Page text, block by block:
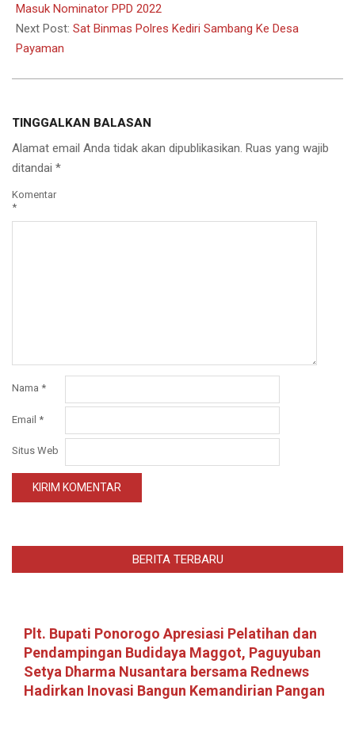
08
Masuk Nominator PPD 2022
Next Post: Sat Binmas Polres Kediri Sambang Ke Desa
Payaman
TINGGALKAN BALASAN
Alamat email Anda tidak akan dipublikasikan. Ruas yang wajib
ditandai *
Komentar
*
Nama *
Email *
Situs Web
BERITA TERBARU
Plt. Bupati Ponorogo Apresiasi Pelatihan dan
Pendampingan Budidaya Maggot, Paguyuban
Setya Dharma Nusantara bersama Rednews
Hadirkan Inovasi Bangun Kemandirian Pangan